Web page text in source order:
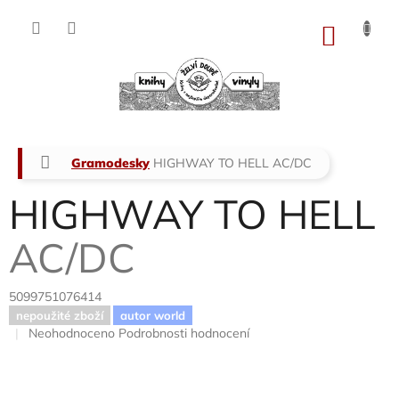
Domů
Gramodesky HIGHWAY TO HELL AC/DC
HIGHWAY TO HELL
AC/DC
5099751076414
nepoužité zboží autor world
Průměrné
Neohodnoceno Podrobnosti hodnocení